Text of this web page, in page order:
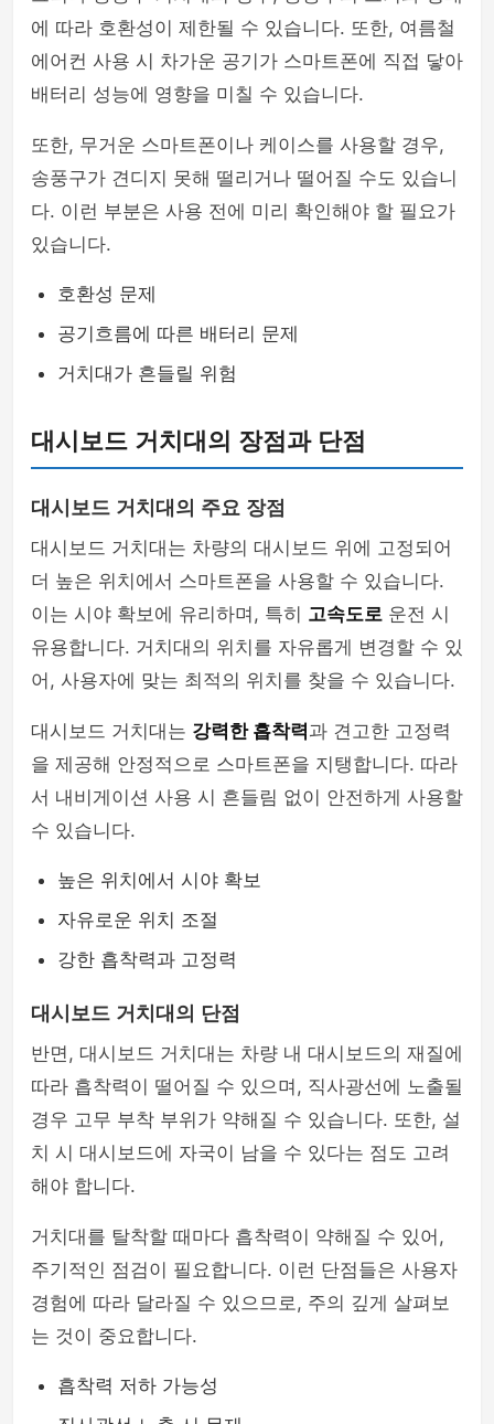
에 따라 호환성이 제한될 수 있습니다. 또한, 여름철
에어컨 사용 시 차가운 공기가 스마트폰에 직접 닿아
배터리 성능에 영향을 미칠 수 있습니다.
또한, 무거운 스마트폰이나 케이스를 사용할 경우,
송풍구가 견디지 못해 떨리거나 떨어질 수도 있습니
다. 이런 부분은 사용 전에 미리 확인해야 할 필요가
있습니다.
호환성 문제
공기흐름에 따른 배터리 문제
거치대가 흔들릴 위험
대시보드 거치대의 장점과 단점
대시보드 거치대의 주요 장점
대시보드 거치대는 차량의 대시보드 위에 고정되어
더 높은 위치에서 스마트폰을 사용할 수 있습니다.
이는 시야 확보에 유리하며, 특히 고속도로 운전 시
유용합니다. 거치대의 위치를 자유롭게 변경할 수 있
어, 사용자에 맞는 최적의 위치를 찾을 수 있습니다.
대시보드 거치대는 강력한 흡착력과 견고한 고정력
을 제공해 안정적으로 스마트폰을 지탱합니다. 따라
서 내비게이션 사용 시 흔들림 없이 안전하게 사용할
수 있습니다.
높은 위치에서 시야 확보
자유로운 위치 조절
강한 흡착력과 고정력
대시보드 거치대의 단점
반면, 대시보드 거치대는 차량 내 대시보드의 재질에
따라 흡착력이 떨어질 수 있으며, 직사광선에 노출될
경우 고무 부착 부위가 약해질 수 있습니다. 또한, 설
치 시 대시보드에 자국이 남을 수 있다는 점도 고려
해야 합니다.
거치대를 탈착할 때마다 흡착력이 약해질 수 있어,
주기적인 점검이 필요합니다. 이런 단점들은 사용자
경험에 따라 달라질 수 있으므로, 주의 깊게 살펴보
는 것이 중요합니다.
흡착력 저하 가능성